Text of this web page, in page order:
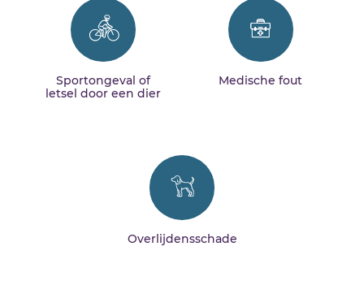
Sportongeval of
letsel door een dier
Medische fout
Overlijdensschade